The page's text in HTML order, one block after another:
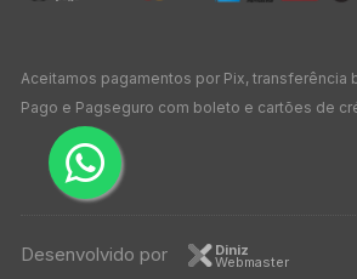
Aceitamos pagamentos por Pix, transferência
Pago e Pagseguro com boleto e cartões de
Desenvolvido por Diniz
Webmaster